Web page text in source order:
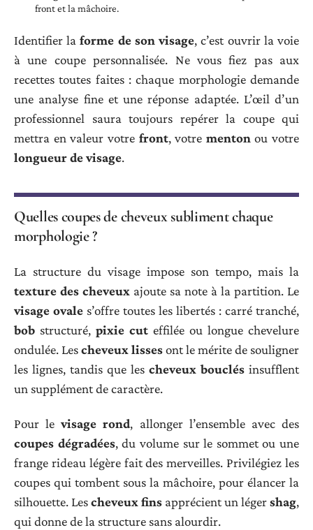
front et la mâchoire.
Identifier laforme de son visage, c’est ouvrir la voie
à une coupe personnalisée. Ne vous fiez pas aux
recettes toutes faites : chaque morphologie demande
une analyse fine et une réponse adaptée. L’œil d’un
professionnel saura toujours repérer la coupe qui
mettra en valeur votre front, votre mentonou votre
longueur de visage.
Quelles coupes de cheveux subliment chaque
morphologie ?
La structure du visage impose son tempo, mais la
texture des cheveux ajoute sa note à la partition. Le
visage ovale s’offre toutes les libertés : carré tranché,
bob structuré, pixie cut effilée ou longue chevelure
ondulée. Lescheveux lissesont le mérite de souligner
les lignes, tandis que les cheveux bouclés insufflent
un supplément de caractère.
Pour levisage rond, allonger l’ensemble avec des
coupes dégradées, du volume sur le sommet ou une
frange rideau légère fait des merveilles. Privilégiez les
coupes qui tombent sous la mâchoire, pour élancer la
silhouette. Lescheveux fins apprécient un légershag,
qui donne de la structure sans alourdir.